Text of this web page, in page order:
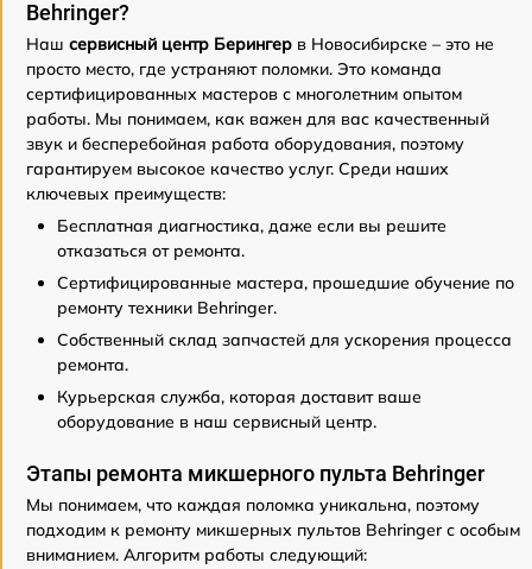
Behringer?
Наш сервисный центр Берингер в Новосибирске – это не
просто место, где устраняют поломки. Это команда
сертифицированных мастеров с многолетним опытом
работы. Мы понимаем, как важен для вас качественный
звук и бесперебойная работа оборудования, поэтому
гарантируем высокое качество услуг. Среди наших
ключевых преимуществ:
Бесплатная диагностика, даже если вы решите
отказаться от ремонта.
Сертифицированные мастера, прошедшие обучение по
ремонту техники Behringer.
Собственный склад запчастей для ускорения процесса
ремонта.
Курьерская служба, которая доставит ваше
оборудование в наш сервисный центр.
Этапы ремонта микшерного пульта Behringer
Мы понимаем, что каждая поломка уникальна, поэтому
подходим к ремонту микшерных пультов Behringer с особым
вниманием. Алгоритм работы следующий: